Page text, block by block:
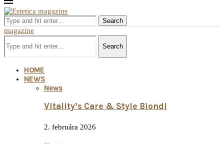
Search
magazine
Search
HOME
NEWS
News
Vitality’s Care & Style Biondi
2. februára 2026